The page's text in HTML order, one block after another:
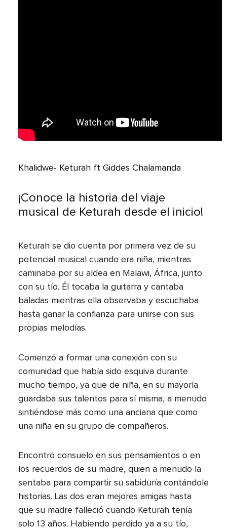
Khalidwe- Keturah ft Giddes Chalamanda
¡Conoce la historia del viaje
musical de Keturah desde el inicio!
Keturah se dio cuenta por primera vez de su
potencial musical cuando era niña, mientras
caminaba por su aldea en Malawi, África, junto
con su tío. Él tocaba la guitarra y cantaba
baladas mientras ella observaba y escuchaba
hasta ganar la confianza para unirse con sus
propias melodías.
Comenzó a formar una conexión con su
comunidad que había sido esquiva durante
mucho tiempo, ya que de niña, en su mayoría
guardaba sus talentos para sí misma, a menudo
sintiéndose más como una anciana que como
una niña en su grupo de compañeros.
Encontró consuelo en sus pensamientos o en
los recuerdos de su madre, quien a menudo la
sentaba para compartir su sabiduría contándole
historias. Las dos eran mejores amigas hasta
que su madre falleció cuando Keturah tenía
solo 13 años. Habiendo perdido ya a su tío,